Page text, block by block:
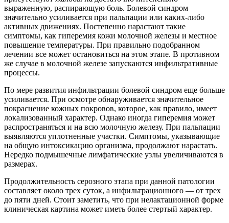
выраженную, распирающую боль. Болевой синдром
значительно усиливается при пальпации или каких-либо
активных движениях. Постепенно нарастают такие
симптомы, как гиперемия кожи молочной железы и местное
повышение температуры. При правильно подобранном
лечении все может остановиться на этом этапе. В противном
же случае в молочной железе запускаются инфильтративные
процессы.
По мере развития инфильтрации болевой синдром еще больше
усиливается. При осмотре обнаруживается значительное
покраснение кожных покровов, которое, как правило, имеет
локализованный характер. Однако иногда гиперемия может
распространяться и на всю молочную железу. При пальпации
выявляются уплотненные участки. Симптомы, указывающие
на общую интоксикацию организма, продолжают нарастать.
Нередко подмышечные лимфатические узлы увеличиваются в
размерах.
Продолжительность серозного этапа при данной патологии
составляет около трех суток, а инфильтрационного — от трех
до пяти дней. Стоит заметить, что при нелактационной форме
клиническая картина может иметь более стертый характер.